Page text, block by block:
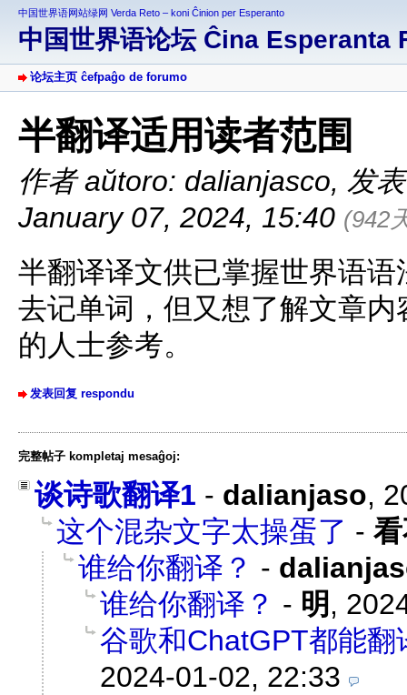
中国世界语网站绿网 Verda Reto – koni Ĉinion per Esperanto
中国世界语论坛 Ĉina Esperanta
论坛主页 ĉefpaĝo de forumo
半翻译适用读者范围
作者 aŭtoro: dalianjasco, 发
January 07, 2024, 15:40 (942
半翻译译文供已掌握世界语
去记单词，但又想了解文章
的人士参考。
发表回复 respondu
完整帖子 kompletaj mesaĝoj:
谈诗歌翻译1 - dalianjaso,
这个混杂文字太操蛋了 -
谁给你翻译？ -
谁给你翻译？ - 明 ,
谷歌和ChatGPT都能翻
2024-01-02, 22:33